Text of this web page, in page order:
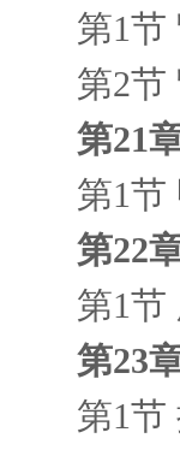
第1节
第2节
第21
第1节
第22
第1节
第23
第1节